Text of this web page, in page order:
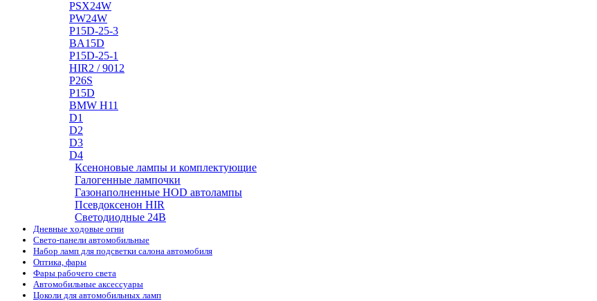
PSX24W
PW24W
P15D-25-3
BA15D
P15D-25-1
HIR2 / 9012
P26S
P15D
BMW H11
D1
D2
D3
D4
Ксеноновые лампы и комплектующие
Галогенные лампочки
Газонаполненные HOD автолампы
Псевдоксенон HIR
Cветодиодные 24B
Дневные ходовые огни
Свето-панели автомобильные
Набор ламп для подсветки салона автомобиля
Оптика, фары
Фары рабочего света
Автомобильные аксессуары
Цоколи для автомобильных ламп